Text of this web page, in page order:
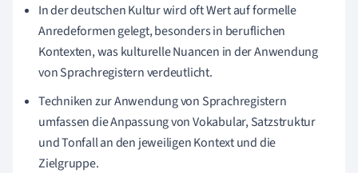
In der deutschen Kultur wird oft Wert auf formelle
Anredeformen gelegt, besonders in beruflichen
Kontexten, was kulturelle Nuancen in der Anwendung
von Sprachregistern verdeutlicht.
Techniken zur Anwendung von Sprachregistern
umfassen die Anpassung von Vokabular, Satzstruktur
und Tonfall an den jeweiligen Kontext und die
Zielgruppe.